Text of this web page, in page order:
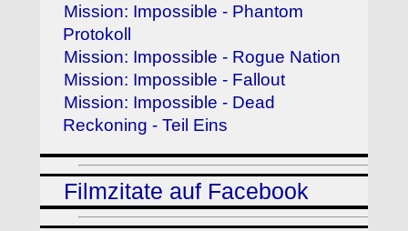
Mission: Impossible - Phantom
Protokoll
Mission: Impossible - Rogue Nation
Mission: Impossible - Fallout
Mission: Impossible - Dead
Reckoning - Teil Eins
Filmzitate auf Facebook